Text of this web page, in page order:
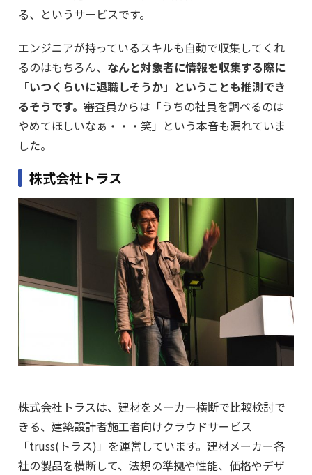
る、というサービスです。
エンジニアが持っているスキルも自動で収集してくれ
るのはもちろん、 なんと対象者に情報を収集する際に
「いつくらいに退職しそうか」ということも推測でき
るそうです。 審査員からは「うちの社員を調べるのは
やめてほしいなぁ・・・笑」という本音も漏れていま
した。
株式会社トラス
株式会社トラスは、建材をメーカー横断で比較検討で
きる、建築設計者施工者向けクラウドサービス
「truss(トラス)」を運営しています。建材メーカー各
社の製品を横断して、法規の準拠や性能、価格やデザ